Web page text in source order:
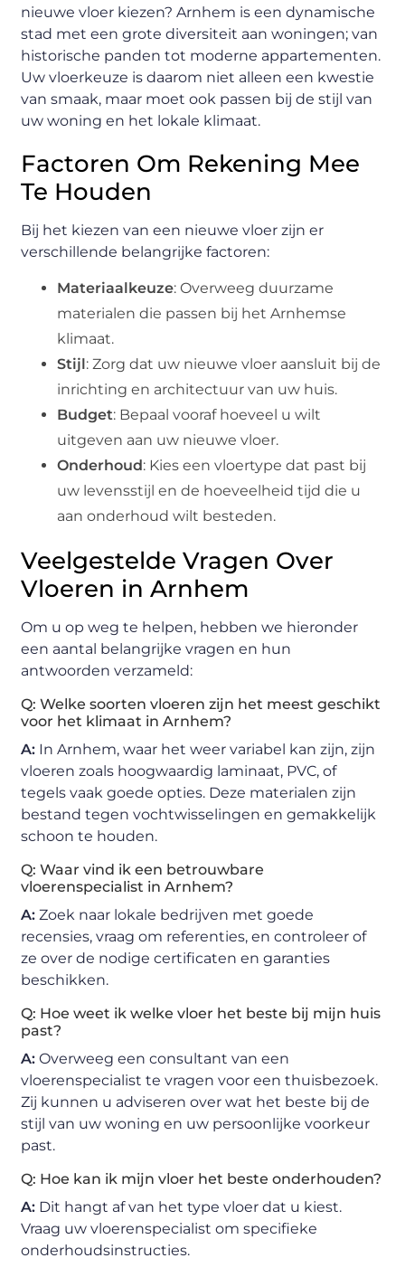
nieuwe vloer kiezen? Arnhem is een dynamische
stad met een grote diversiteit aan woningen; van
historische panden tot moderne appartementen.
Uw vloerkeuze is daarom niet alleen een kwestie
van smaak, maar moet ook passen bij de stijl van
uw woning en het lokale klimaat.
Factoren Om Rekening Mee
Te Houden
Bij het kiezen van een nieuwe vloer zijn er
verschillende belangrijke factoren:
Materiaalkeuze: Overweeg duurzame
materialen die passen bij het Arnhemse
klimaat.
Stijl: Zorg dat uw nieuwe vloer aansluit bij de
inrichting en architectuur van uw huis.
Budget: Bepaal vooraf hoeveel u wilt
uitgeven aan uw nieuwe vloer.
Onderhoud: Kies een vloertype dat past bij
uw levensstijl en de hoeveelheid tijd die u
aan onderhoud wilt besteden.
Veelgestelde Vragen Over
Vloeren in Arnhem
Om u op weg te helpen, hebben we hieronder
een aantal belangrijke vragen en hun
antwoorden verzameld:
Q: Welke soorten vloeren zijn het meest geschikt
voor het klimaat in Arnhem?
A: In Arnhem, waar het weer variabel kan zijn, zijn
vloeren zoals hoogwaardig laminaat, PVC, of
tegels vaak goede opties. Deze materialen zijn
bestand tegen vochtwisselingen en gemakkelijk
schoon te houden.
Q: Waar vind ik een betrouwbare
vloerenspecialist in Arnhem?
A: Zoek naar lokale bedrijven met goede
recensies, vraag om referenties, en controleer of
ze over de nodige certificaten en garanties
beschikken.
Q: Hoe weet ik welke vloer het beste bij mijn huis
past?
A: Overweeg een consultant van een
vloerenspecialist te vragen voor een thuisbezoek.
Zij kunnen u adviseren over wat het beste bij de
stijl van uw woning en uw persoonlijke voorkeur
past.
Q: Hoe kan ik mijn vloer het beste onderhouden?
A: Dit hangt af van het type vloer dat u kiest.
Vraag uw vloerenspecialist om specifieke
onderhoudsinstructies.